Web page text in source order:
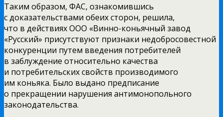
Таким образом, ФАС, ознакомившись
с доказательствами обеих сторон, решила,
что в действиях ООО «Винно-коньячный завод
«Русский» присутствуют признаки недобросовестной
конкуренции путем введения потребителей
в заблуждение относительно качества
и потребительских свойств производимого
им коньяка. Было выдано предписание
о прекращении нарушения антимонопольного
законодательства.